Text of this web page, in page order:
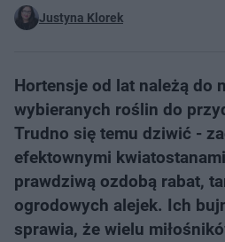
Justyna Klorek
Hortensje od lat należą do
wybieranych roślin do
Trudno się temu dziwić -
efektownymi
prawdziwą ozdobą rabat,
ogrodowych alejek. Ich
sprawia, że wielu